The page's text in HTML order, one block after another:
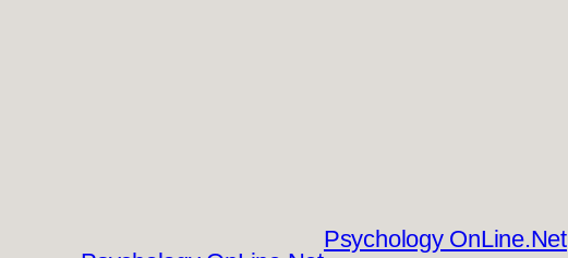
Psychology OnLine.Net